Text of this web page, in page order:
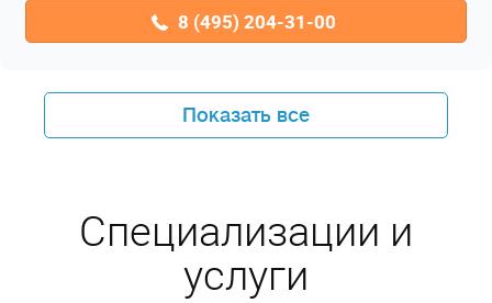
8 (495) 204-31-00
Показать все
Специализации и
услуги